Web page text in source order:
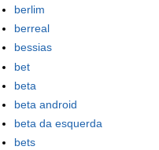
berlim
berreal
bessias
bet
beta
beta android
beta da esquerda
bets